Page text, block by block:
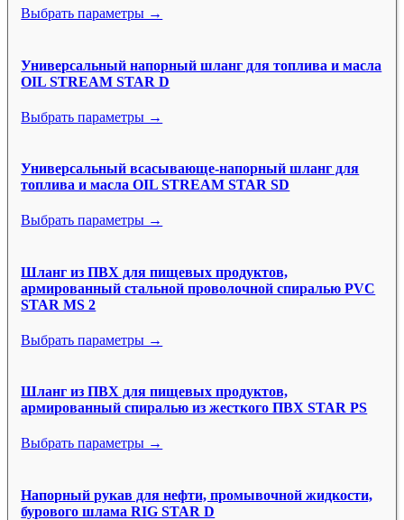
Выбрать параметры →
Универсальный напорный шланг для топлива и масла
OIL STREAM STAR D
Выбрать параметры →
Универсальный всасывающе-напорный шланг для
топлива и масла OIL STREAM STAR SD
Выбрать параметры →
Шланг из ПВХ для пищевых продуктов,
армированный стальной проволочной спиралью PVC
STAR MS 2
Выбрать параметры →
Шланг из ПВХ для пищевых продуктов,
армированный спиралью из жесткого ПВХ STAR PS
Выбрать параметры →
Напорный рукав для нефти, промывочной жидкости,
бурового шлама RIG STAR D